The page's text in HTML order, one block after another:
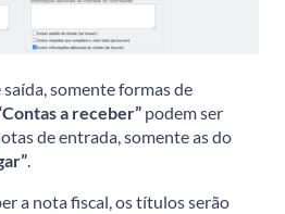
somente formas de
a receber” podem ser
de entrada, somente as do
.
a nota fiscal, os títulos serão